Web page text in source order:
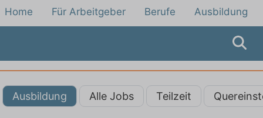
Home Für Arbeitgeber Berufe Ausbildung
Ausbildung Alle Jobs Teilzeit